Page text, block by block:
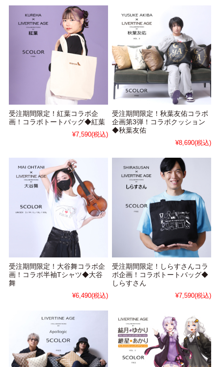
受注期間限定！紅葉コラボ企
画！コラボトートバッグ◆紅葉
¥7,590(税込)
受注期間限定！秋葉友佑コラボ
企画第3弾！コラボクッション
◆秋葉友佑
¥8,690(税込)
受注期間限定！大谷舞コラボ企
画！コラボ半袖Tシャツ◆大谷
舞
¥6,490(税込)
受注期間限定！しらすさんコラ
ボ企画！コラボトートバッグ◆
しらすさん
¥7,590(税込)